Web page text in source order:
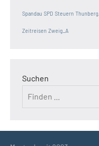
Spandau SPD Steuern
Zeitreisen Zweig_A
Suchen